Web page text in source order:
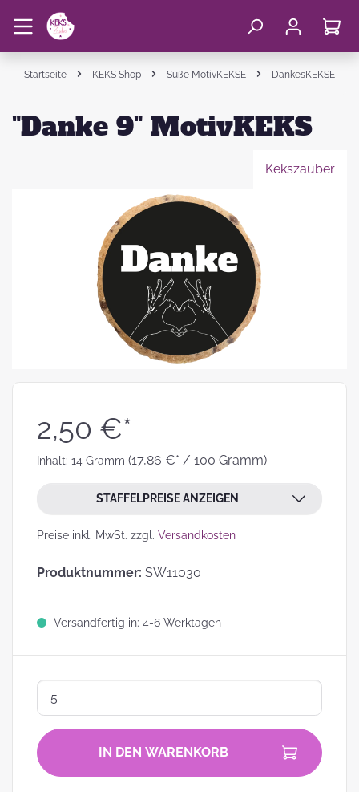
Startseite KEKS Shop Süße MotivKEKSE DankesKEKSE
"Danke 9" MotivKEKS
Kekszauber
2,50 €*
Inhalt: 14 Gramm (17,86 €* / 100 Gramm)
STAFFELPREISE ANZEIGEN
Preise inkl. MwSt. zzgl. Versandkosten
Produktnummer: SW11030
Versandfertig in: 4-6 Werktagen
IN DEN WARENKORB